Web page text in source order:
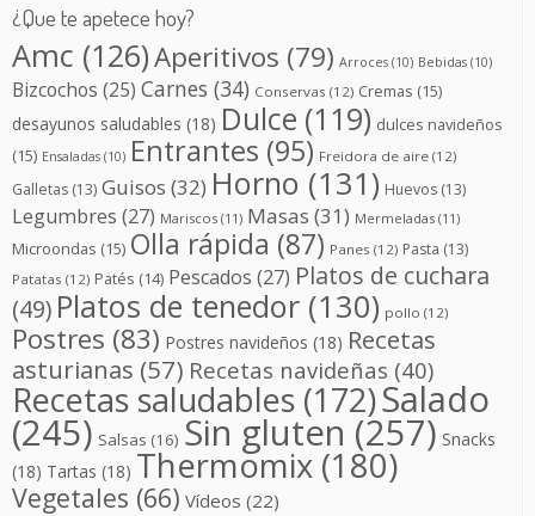
¿Que te apetece hoy?
Amc (126)Aperitivos (79) Arroces (10) Bebidas (10)
Bizcochos (25) Carnes (34) Conservas (12) Cremas (15)
desayunos saludables (18) Dulce (119) dulces navideños
(15) Ensaladas (10) Entrantes (95) Freidora de aire (12)
Galletas (13) Guisos (32) Horno (131) Huevos (13)
Legumbres (27) Mariscos (11) Masas (31) Mermeladas (11)
Microondas (15) Olla rápida (87) Panes (12) Pasta (13)
Patatas (12) Patés (14) Pescados (27) Platos de cuchara
(49) Platos de tenedor (130) pollo (12)
Postres (83) Postres navideños (18) Recetas
asturianas (57) Recetas navideñas (40)
Recetas saludables (172)Salado
(245) Salsas (16) Sin gluten (257) Snacks
(18) Tartas (18) Thermomix (180)
Vegetales (66) Vídeos (22)